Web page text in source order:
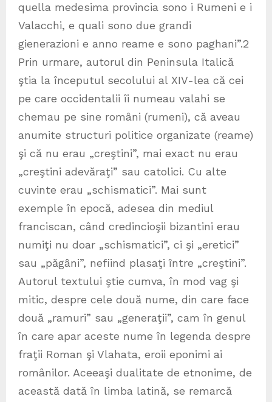
quella medesima provincia sono i Rumeni e i
Valacchi, e quali sono due grandi
gienerazioni e anno reame e sono paghani”.2
Prin urmare, autorul din Peninsula Italică
ştia la începutul secolului al XIV-lea că cei
pe care occidentalii îi numeau valahi se
chemau pe sine români (rumeni), că aveau
anumite structuri politice organizate (reame)
şi că nu erau „creştini”, mai exact nu erau
„creştini adevăraţi” sau catolici. Cu alte
cuvinte erau „schismatici”. Mai sunt
exemple în epocă, adesea din mediul
franciscan, când credincioşii bizantini erau
numiţi nu doar „schismatici”, ci şi „eretici”
sau „păgâni”, nefiind plasaţi între „creştini”.
Autorul textului ştie cumva, în mod vag şi
mitic, despre cele două nume, din care face
două „ramuri” sau „generaţii”, cam în genul
în care apar aceste nume în legenda despre
fraţii Roman şi Vlahata, eroii eponimi ai
românilor. Aceeaşi dualitate de etnonime, de
această dată în limba latină, se remarcă